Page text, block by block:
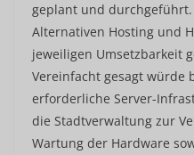
geplant und
Alternativen Hosting und
jeweiligen Umsetzbarkeit
Vereinfacht gesagt würde
erforderliche Server-
die Stadtverwaltung zur
Wartung der Hardware